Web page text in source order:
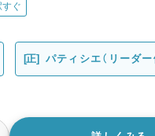
すぐ
[正]
パティシエ（リーダー
補）